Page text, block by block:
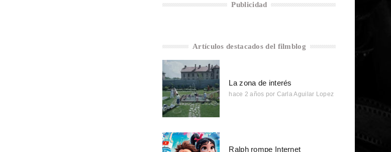
Publicidad
Artículos destacados del filmblog
La zona de interés
hace 2 años por Carla Aguilar Lopez
Ralph rompe Internet